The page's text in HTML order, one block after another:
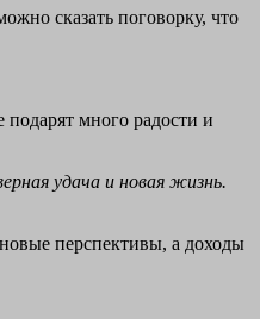
сказать поговорку, что
много радости и
удача и новая жизнь.
перспективы, а доходы